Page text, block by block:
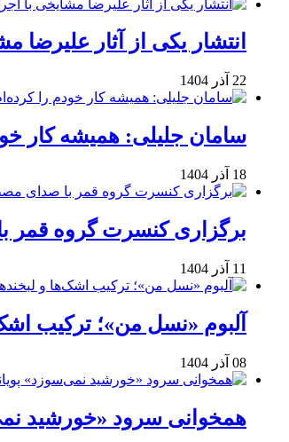
انتشار یکی از آثار علیرضا
22 آذر 1404
سامان جلیلی: همیشه کار
18 آذر 1404
برگزاری کنسرت گروه قمر
11 آذر 1404
آلبوم «نسل من»؛ ترکیب
08 آذر 1404
همخوانی سرود «خورشید نمی‌سوزد»